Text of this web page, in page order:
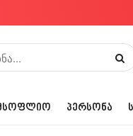
ᲞᲔᲠᲡᲝᲜᲐ